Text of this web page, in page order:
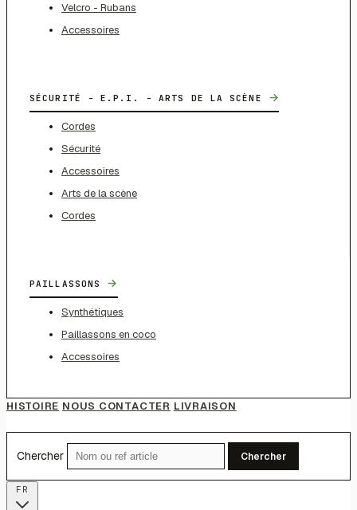
Velcro - Rubans
Accessoires
SÉCURITÉ - E.P.I. - ARTS DE LA SCÈNE →
Cordes
Sécurité
Accessoires
Arts de la scène
Cordes
PAILLASSONS →
Synthétiques
Paillassons en coco
Accessoires
HISTOIRE NOUS CONTACTER LIVRAISON
Chercher Chercher